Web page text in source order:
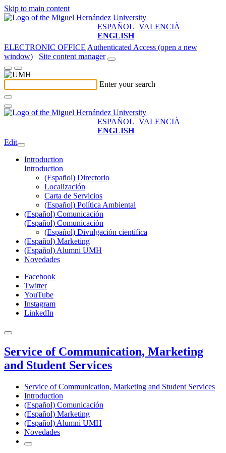
Skip to main content
ESPAÑOL VALENCIÀ
ENGLISH
ELECTRONIC OFFICE Authenticated Access (open a new
window)
Site content manager
Enter your search
ESPAÑOL VALENCIÀ
ENGLISH
Edit
Introduction
Introduction
(Español) Directorio
Localización
Carta de Servicios
(Español) Política Ambiental
(Español) Comunicación
(Español) Comunicación
(Español) Divulgación científica
(Español) Marketing
(Español) Alumni UMH
Novedades
Facebook
Twitter
YouTube
Instagram
LinkedIn
Service of Communication, Marketing
and Student Services
Service of Communication, Marketing and Student Services
Introduction
(Español) Comunicación
(Español) Marketing
(Español) Alumni UMH
Novedades